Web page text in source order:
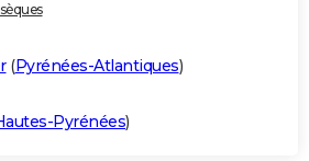
(Pyrénées-Atlantiques)
Pyrénées)